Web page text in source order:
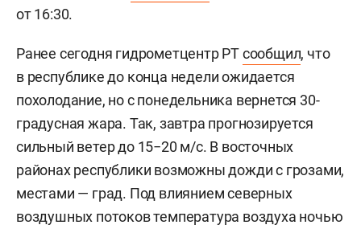
от 16:30.
Ранее сегодня гидрометцентр РТсообщил, что
в республике до конца недели ожидается
похолодание, но с понедельника вернется 30-
градусная жара. Так, завтра прогнозируется
сильный ветер до 15−20 м/с. В восточных
районах республики возможны дожди с грозами,
местами — град. Под влиянием северных
воздушных потоков температура воздуха ночью